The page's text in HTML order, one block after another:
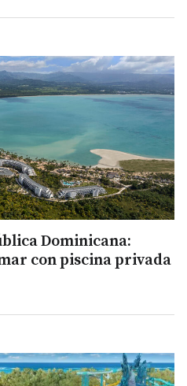
Dominicana:
con piscina privada